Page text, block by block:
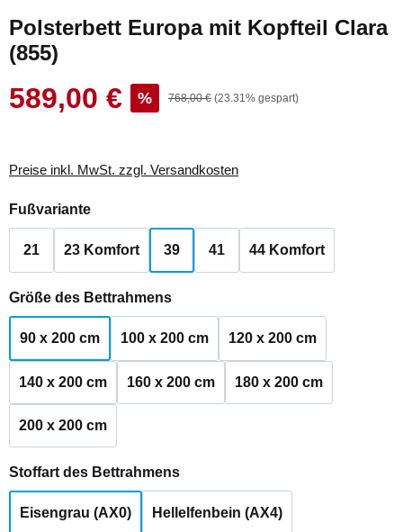
Polsterbett Europa mit Kopfteil Clara
(855)
Verkaufspreis:
589,00 € % Regulärer Preis:
768,00 € (23.31% gespart)
Preise inkl. MwSt. zzgl. Versandkosten
Fußvarianteauswählen
21 23 Komfort 39 41 44 Komfort
Größe des Bettrahmensauswählen
90 x 200 cm 100 x 200 cm 120 x 200 cm
140 x 200 cm 160 x 200 cm 180 x 200 cm
200 x 200 cm
Stoffart des Bettrahmensauswählen
Eisengrau (AX0) Hellelfenbein (AX4)